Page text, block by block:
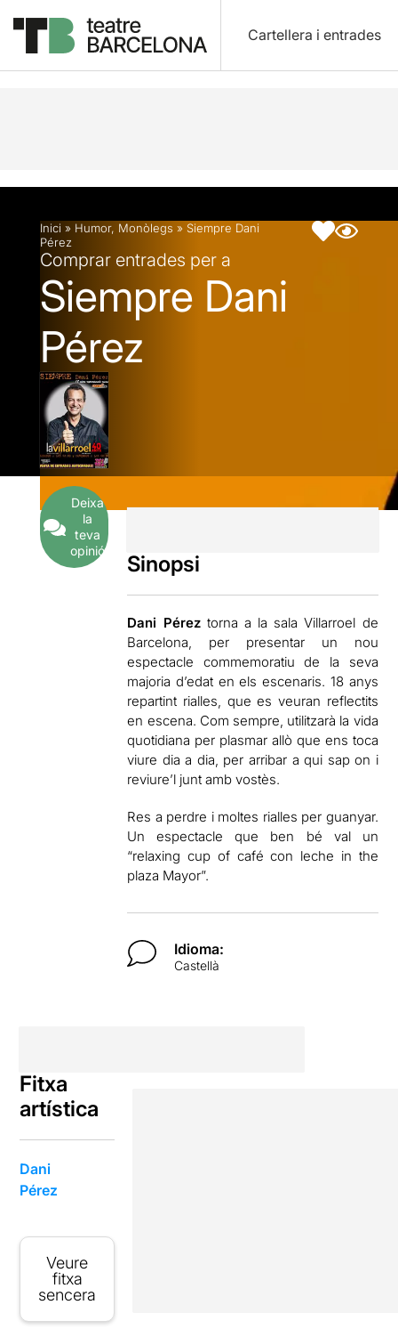
Cartellera i entrades
Descripció Fitxa artística
Inici » Humor, Monòlegs » Siempre Dani
Pérez
Comprar entrades per a
Siempre Dani
Pérez
Deixa
la
teva
opinió
Sinopsi
Dani Péreztorna a la sala Villarroel de
Barcelona, per presentar un nou
espectacle commemoratiu de la seva
majoria d’edat en els escenaris. 18 anys
repartint rialles, que es veuran reflectits
en escena. Com sempre, utilitzarà la vida
quotidiana per plasmar allò que ens toca
viure dia a dia, per arribar a qui sap on i
reviure’l junt amb vostès.
Res a perdre i moltes rialles per guanyar.
Un espectacle que ben bé val un
“relaxing cup of café con leche in the
plaza Mayor”.
Idioma:
Castellà
Fitxa
artística
Dani
Pérez
Veure
fitxa
sencera